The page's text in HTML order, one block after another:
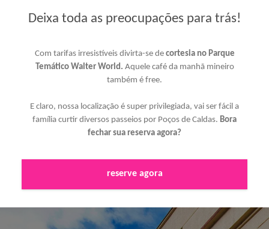
Deixa toda as preocupações para trás!
Com tarifas irresistíveis divirta-se de cortesia no Parque
Temático Walter World. Aquele café da manhã mineiro
também é free.
E claro, nossa localização é super privilegiada, vai ser fácil a
família curtir diversos passeios por Poços de Caldas. Bora
fechar sua reserva agora?
reserve agora